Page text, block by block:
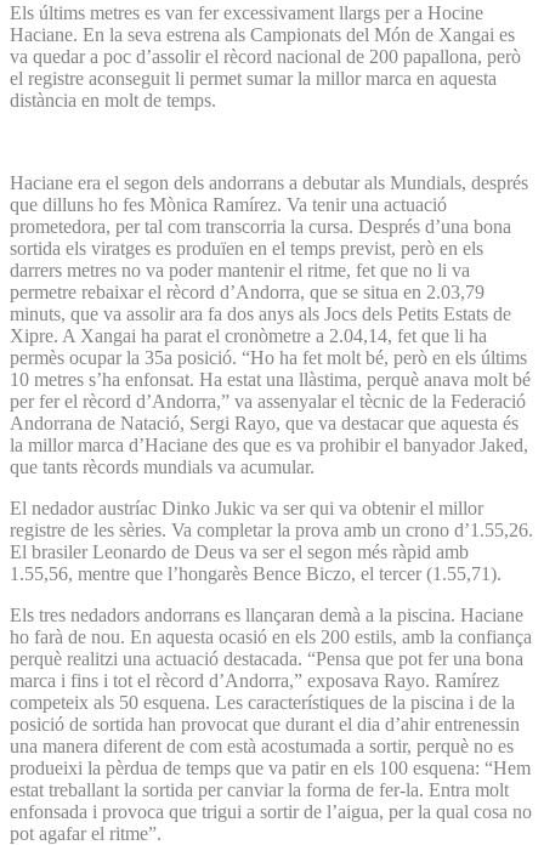
Els últims metres es van fer excessivament llargs per a Hocine
Haciane. En la seva estrena als Campionats del Món de Xangai es
va quedar a poc d’assolir el rècord nacional de 200 papallona, però
el registre aconseguit li permet sumar la millor marca en aquesta
distància en molt de temps.
Haciane era el segon dels andorrans a debutar als Mundials, després
que dilluns ho fes Mònica Ramírez. Va tenir una actuació
prometedora, per tal com transcorria la cursa. Després d’una bona
sortida els viratges es produïen en el temps previst, però en els
darrers metres no va poder mantenir el ritme, fet que no li va
permetre rebaixar el rècord d’Andorra, que se situa en 2.03,79
minuts, que va assolir ara fa dos anys als Jocs dels Petits Estats de
Xipre. A Xangai ha parat el cronòmetre a 2.04,14, fet que li ha
permès ocupar la 35a posició. “Ho ha fet molt bé, però en els últims
10 metres s’ha enfonsat. Ha estat una llàstima, perquè anava molt bé
per fer el rècord d’Andorra,” va assenyalar el tècnic de la Federació
Andorrana de Natació, Sergi Rayo, que va destacar que aquesta és
la millor marca d’Haciane des que es va prohibir el banyador Jaked,
que tants rècords mundials va acumular.
El nedador austríac Dinko Jukic va ser qui va obtenir el millor
registre de les sèries. Va completar la prova amb un crono d’1.55,26.
El brasiler Leonardo de Deus va ser el segon més ràpid amb
1.55,56, mentre que l’hongarès Bence Biczo, el tercer (1.55,71).
Els tres nedadors andorrans es llançaran demà a la piscina. Haciane
ho farà de nou. En aquesta ocasió en els 200 estils, amb la confiança
perquè realitzi una actuació destacada. “Pensa que pot fer una bona
marca i fins i tot el rècord d’Andorra,” exposava Rayo. Ramírez
competeix als 50 esquena. Les característiques de la piscina i de la
posició de sortida han provocat que durant el dia d’ahir entrenessin
una manera diferent de com està acostumada a sortir, perquè no es
produeixi la pèrdua de temps que va patir en els 100 esquena: “Hem
estat treballant la sortida per canviar la forma de fer-la. Entra molt
enfonsada i provoca que trigui a sortir de l’aigua, per la qual cosa no
pot agafar el ritme”.